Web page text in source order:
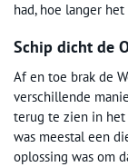
had, hoe langer
Schip dicht de
Af en toe brak de
verschillende
terug te zien in het
was meestal een
oplossing was om